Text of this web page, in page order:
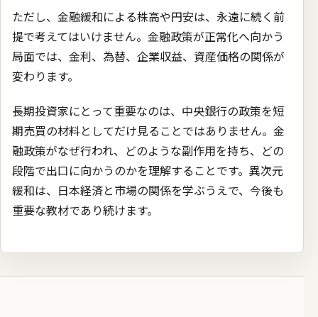
ただし、金融緩和による株高や円安は、永遠に続く前
提で考えてはいけません。金融政策が正常化へ向かう
局面では、金利、為替、企業収益、資産価格の関係が
変わります。
長期投資家にとって重要なのは、中央銀行の政策を短
期売買の材料としてだけ見ることではありません。金
融政策がなぜ行われ、どのような副作用を持ち、どの
段階で出口に向かうのかを理解することです。異次元
緩和は、日本経済と市場の関係を学ぶうえで、今後も
重要な教材であり続けます。